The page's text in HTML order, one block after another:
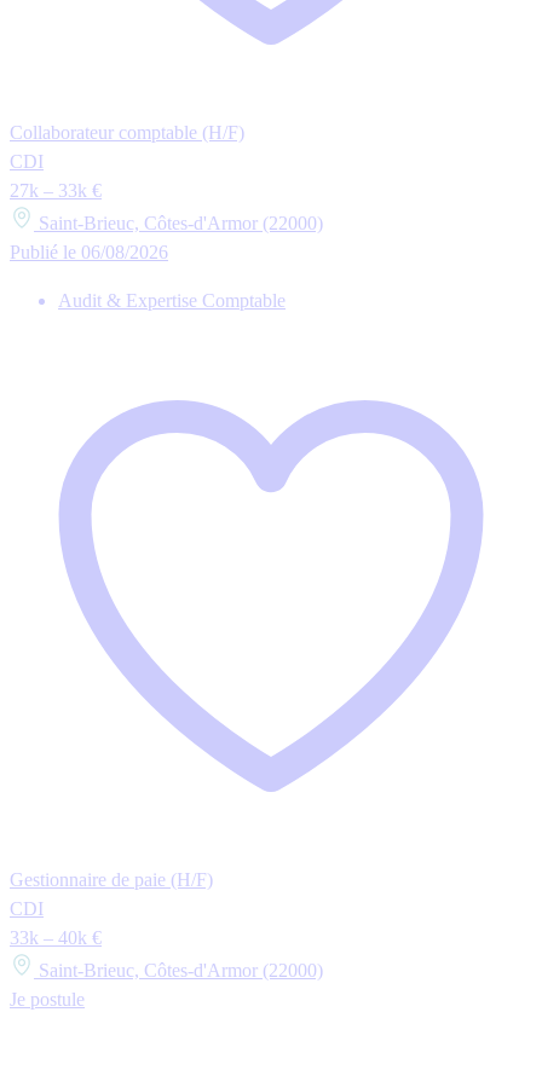
Collaborateur comptable (H/F)
CDI
27k – 33k €
Saint-Brieuc, Côtes-d'Armor (22000)
Publié le 06/08/2026
Audit & Expertise Comptable
Gestionnaire de paie (H/F)
CDI
33k – 40k €
Saint-Brieuc, Côtes-d'Armor (22000)
Je postule